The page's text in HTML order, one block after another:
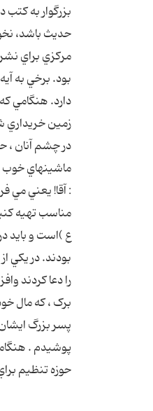
بزرگوار به
حديث باشد،
مرکزي براي
بود. برخي به
دارد. هنگامي
زمين خريداري
در چشم آنان ،
ماشينهاي خوب
: آقا! يعني مي
مناسب تهيه
ع )است و بايد
بودند. در يکي
را دعا کردند
برک ، که مال
پسر بزرگ
پوشيدم .
حوزه تنظيم